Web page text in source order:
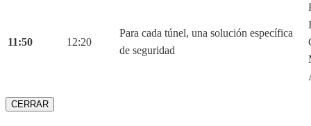
11:50 12:20
Para cada túnel, una solución específica
de seguridad
CERRAR